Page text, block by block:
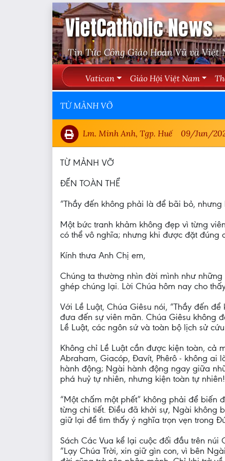
VietCatholic News
Tin Tức Công Giáo Hoàn Vũ và Việt
Vatican Giáo Hội Việt Nam
TỪ MẢNH VỠ
Lm. Minh Anh, Tgp. Huế 09/Jun/
TỪ MẢNH VỠ
ĐẾN TOÀN THỂ
“Thầy đến không phải là để bãi bỏ, nhưng
Một bức tranh khảm không đẹp vì từng
có thể vô nghĩa; nhưng khi được đặt đúng
Kính thưa Anh Chị em,
Chúng ta thường nhìn đời mình như
ghép chúng lại. Lời Chúa hôm nay cho
Với Lề Luật, Chúa Giêsu nói, “Thầy đến
đưa đến sự viên mãn. Chúa Giêsu không
Lề Luật, các ngôn sứ và toàn bộ lịch sử
Không chỉ Lề Luật cần được kiện toàn, cả
Abraham, Giacóp, Đavít, Phêrô - không ai
hành động; Ngài hành động ngay giữa
phá huỷ tự nhiên, nhưng kiện toàn tự
“Một chấm một phết” không phải để biến
từng chi tiết. Điều đã khởi sự, Ngài không
giữ lại để tìm thấy ý nghĩa trọn vẹn trong
Sách Các Vua kể lại cuộc đối đầu trên
“Lạy Chúa Trời, xin giữ gìn con, vì bên